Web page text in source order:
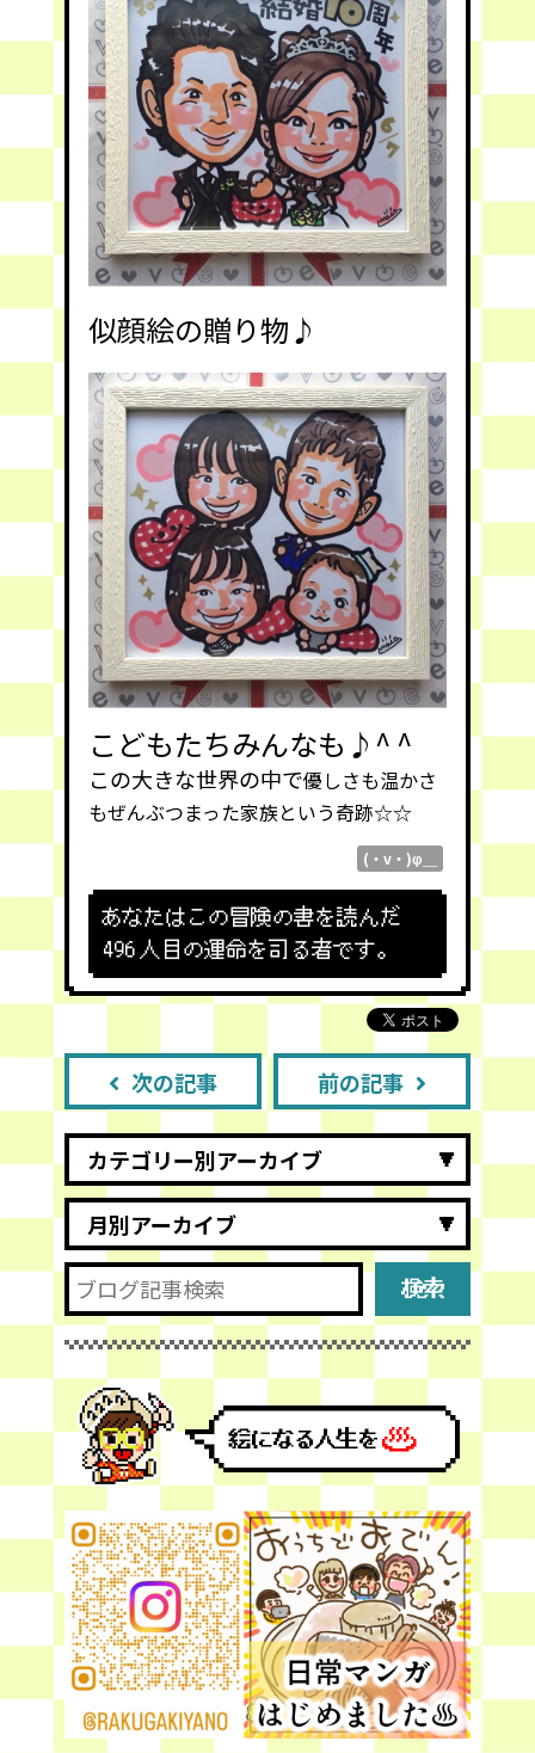
似顔絵の贈り物♪
こどもたちみんなも♪^ ^
この大きな世界の中で優しさも温かさ
もぜんぶつまった家族という奇跡☆☆
(・v・)φ＿
あなたはこの冒険の書を読んだ
496 人目の運命を司る者です。
次の記事 前の記事